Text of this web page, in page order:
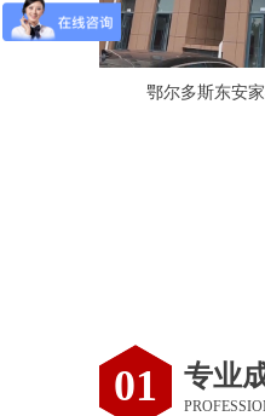
鄂尔多斯东安
01 专业